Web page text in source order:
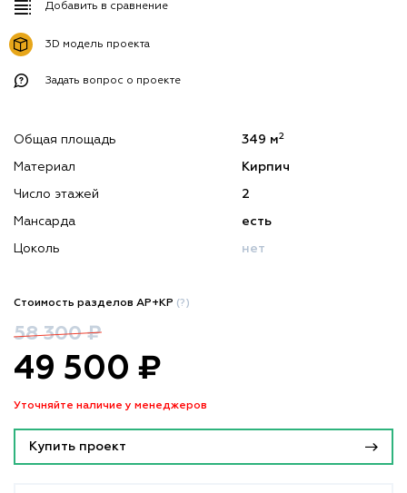
Добавить в сравнение
3D модель проекта
Задать вопрос о проекте
Общая площадь 349 м2
Материал Кирпич
Число этажей 2
Мансарда есть
Цоколь нет
Стоимость разделов АР+КР (?)
58 300 ₽
49 500 ₽
Уточняйте наличие у менеджеров
Купить проект